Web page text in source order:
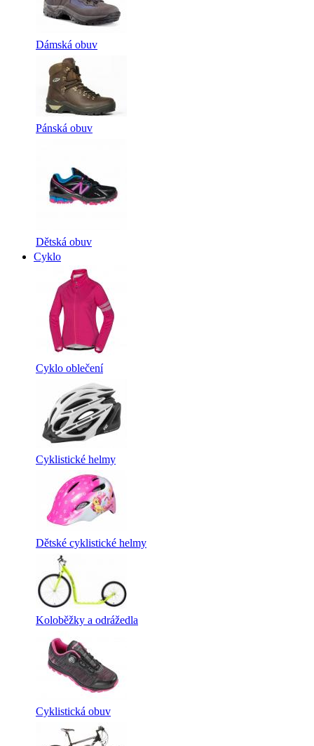
Dámská obuv
Pánská obuv
Dětská obuv
Cyklo
Cyklo oblečení
Cyklistické helmy
Dětské cyklistické helmy
Koloběžky a odrážedla
Cyklistická obuv